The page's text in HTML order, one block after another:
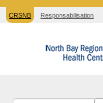
CRSNB Responsabilisation